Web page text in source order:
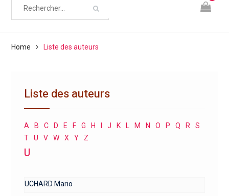
Home Liste des auteurs
Liste des auteurs
A B C D E F G H J K L M N O P Q R
S
T
U V W X Y Z
U
UCHARD Mario